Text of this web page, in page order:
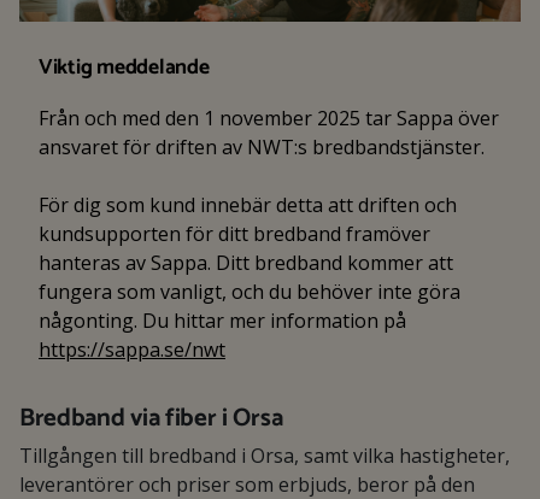
Viktig meddelande
Från och med den 1 november 2025 tar Sappa över
ansvaret för driften av NWT:s bredbandstjänster.
För dig som kund innebär detta att driften och
kundsupporten för ditt bredband framöver
hanteras av Sappa. Ditt bredband kommer att
fungera som vanligt, och du behöver inte göra
någonting. Du hittar mer information på
https://sappa.se/nwt
Bredband via fiber i Orsa
Tillgången till bredband i Orsa, samt vilka hastigheter,
leverantörer och priser som erbjuds, beror på den